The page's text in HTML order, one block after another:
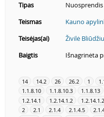
Tipas
Nuosprendis
Teismas
Kauno
Teisėjas(ai)
Živilė
Baigtis
Išnagrinėta
14 14.2 26 26.2 1
1.1.8.10
1.1.8.10.3 1.1.8.13
1.2.14.1
1.2.14.1.2
2
2.1 2.1.4 2.1.4.5